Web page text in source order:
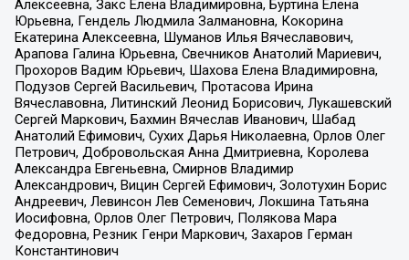
Алексеевна, Закс Елена Владимировна, Буртина Елена
Юрьевна, Гендель Людмила Залмановна, Кокорина
Екатерина Алексеевна, Шуманов Илья Вячеславович,
Арапова Галина Юрьевна, Свечников Анатолий Мариевич,
Прохоров Вадим Юрьевич, Шахова Елена Владимировна,
Подузов Сергей Васильевич, Протасова Ирина
Вячеславовна, Литинский Леонид Борисович, Лукашевский
Сергей Маркович, Бахмин Вячеслав Иванович, Шабад
Анатолий Ефимович, Сухих Дарья Николаевна, Орлов Олег
Петрович, Добровольская Анна Дмитриевна, Королева
Александра Евгеньевна, Смирнов Владимир
Александрович, Вицин Сергей Ефимович, Золотухин Борис
Андреевич, Левинсон Лев Семенович, Локшина Татьяна
Иосифовна, Орлов Олег Петрович, Полякова Мара
Федоровна, Резник Генри Маркович, Захаров Герман
Константинович